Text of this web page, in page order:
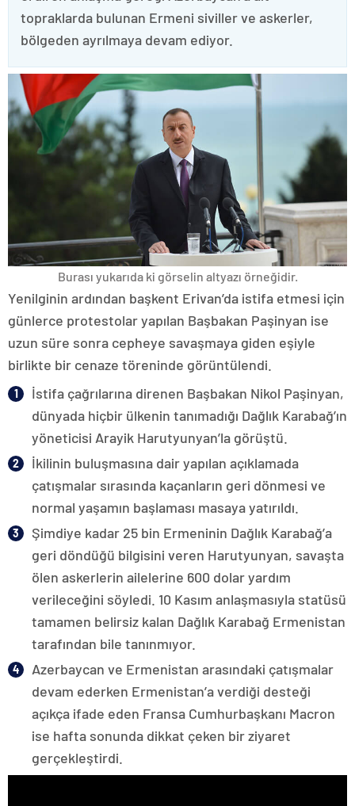
topraklarda bulunan Ermeni siviller ve askerler,
bölgeden ayrılmaya devam ediyor.
Burası yukarıda ki görselin altyazı örneğidir.
Yenilginin ardından başkent Erivan’da istifa etmesi için
günlerce protestolar yapılan Başbakan Paşinyan ise
uzun süre sonra cepheye savaşmaya giden eşiyle
birlikte bir cenaze töreninde görüntülendi.
İstifa çağrılarına direnen Başbakan Nikol Paşinyan,
dünyada hiçbir ülkenin tanımadığı Dağlık Karabağ’ın
yöneticisi Arayik Harutyunyan’la görüştü.
İkilinin buluşmasına dair yapılan açıklamada
çatışmalar sırasında kaçanların geri dönmesi ve
normal yaşamın başlaması masaya yatırıldı.
Şimdiye kadar 25 bin Ermeninin Dağlık Karabağ’a
geri döndüğü bilgisini veren Harutyunyan, savaşta
ölen askerlerin ailelerine 600 dolar yardım
verileceğini söyledi. 10 Kasım anlaşmasıyla statüsü
tamamen belirsiz kalan Dağlık Karabağ Ermenistan
tarafından bile tanınmıyor.
Azerbaycan ve Ermenistan arasındaki çatışmalar
devam ederken Ermenistan’a verdiği desteği
açıkça ifade eden Fransa Cumhurbaşkanı Macron
ise hafta sonunda dikkat çeken bir ziyaret
gerçekleştirdi.